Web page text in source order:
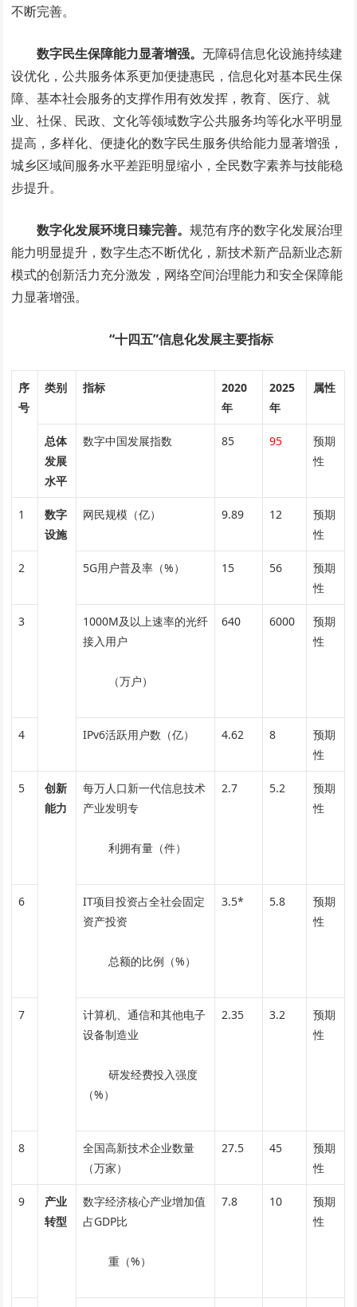
不断完善。
数字民生保障能力显著增强。无障碍信息化设施持续建
设优化，公共服务体系更加便捷惠民，信息化对基本民生保
障、基本社会服务的支撑作用有效发挥，教育、医疗、就
业、社保、民政、文化等领域数字公共服务均等化水平明显
提高，多样化、便捷化的数字民生服务供给能力显著增强，
城乡区域间服务水平差距明显缩小，全民数字素养与技能稳
步提升。
数字化发展环境日臻完善。规范有序的数字化发展治理
能力明显提升，数字生态不断优化，新技术新产品新业态新
模式的创新活力充分激发，网络空间治理能力和安全保障能
力显著增强。
“十四五”信息化发展主要指标
序
号
类别 指标
2020
年
2025
年
属性
总体
发展
水平
数字中国发展指数 85 95
预期
性
1
数字
设施
网民规模（亿） 9.89 12
预期
性
2 5G用户普及率（%） 15 56
预期
性
3
1000M及以上速率的光纤
接入用户
（万户）
640 6000
预期
性
4 IPv6活跃用户数（亿） 4.62 8
预期
性
5
创新
能力
每万人口新一代信息技术
产业发明专
利拥有量（件）
2.7 5.2
预期
性
6
IT项目投资占全社会固定
资产投资
总额的比例（%）
3.5* 5.8
预期
性
7
计算机、通信和其他电子
设备制造业
研发经费投入强度
（%）
2.35 3.2
预期
性
8
全国高新技术企业数量
（万家）
27.5 45
预期
性
9
产业
转型
数字经济核心产业增加值
占GDP比
重（%）
7.8 10
预期
性